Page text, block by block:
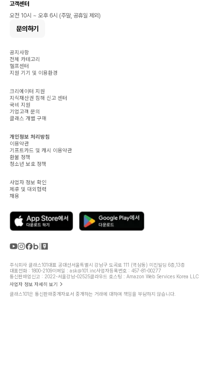
고객센터
오전 10시 ~ 오후 6시 (주말, 공휴일 제외)
문의하기
공지사항
전체 카테고리
헬프센터
지원 기기 및 이용환경
크리에이터 지원
지식재산권 침해 신고 센터
국비 지원
기업고객 문의
클래스 개별 구매
개인정보 처리방침
이용약관
기프트카드 및 캐시 이용약관
환불 정책
청소년 보호 정책
사업자 정보 확인
제휴 및 대외협력
채용
주식회사 클래스101 대표 공대선서울특별시 강남구 도곡로 111 (역삼동) 미진빌딩 6층,13층
대표전화 : 1800-2109이메일 : ask@101.inc사업자등록번호 : 457-81-00277
통신판매업신고 : 2022-서울강남-02525클라우드 호스팅 : Amazon Web Services Korea LLC
사업자 정보 자세히 보기
클래스101은 통신판매중개자로서 중개하는 거래에 대하여 책임을 부담하지 않습니다.